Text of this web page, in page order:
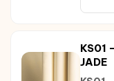
KS01
JADE